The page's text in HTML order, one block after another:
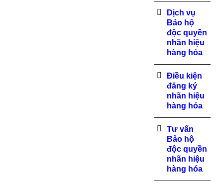
Dịch vụ
Bảo hộ
độc quyền
nhãn hiệu
hàng hóa
Điều kiện
đăng ký
nhãn hiệu
hàng hóa
Tư vấn
Bảo hộ
độc quyền
nhãn hiệu
hàng hóa